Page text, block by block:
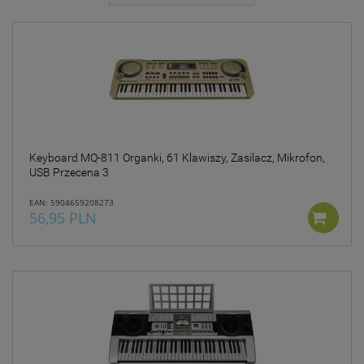
Keyboard MQ-811 Organki, 61 Klawiszy, Zasilacz, Mikrofon,
USB Przecena 3
EAN: 5904659208273
56,95 PLN
GROUP sp. z o.o. związane z
gromadzeniem i
przetwarzaniem wszelkich
bezpieczeństwa oraz
legalności przetwarzania na
obowiązującego w Polsce
2016 r. w sprawie ochrony
osób fizycznych w związku z
przetwarzaniem danych
osobowych i w sprawie
swobodnego przepływu